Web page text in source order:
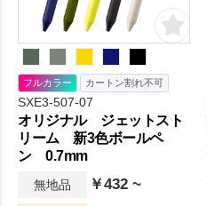
フルカラー カートン割れ不可
SXE3-507-07
オリジナル ジェットスト
リーム 新3色ボールペ
ン 0.7mm
無地品 ￥432 ~